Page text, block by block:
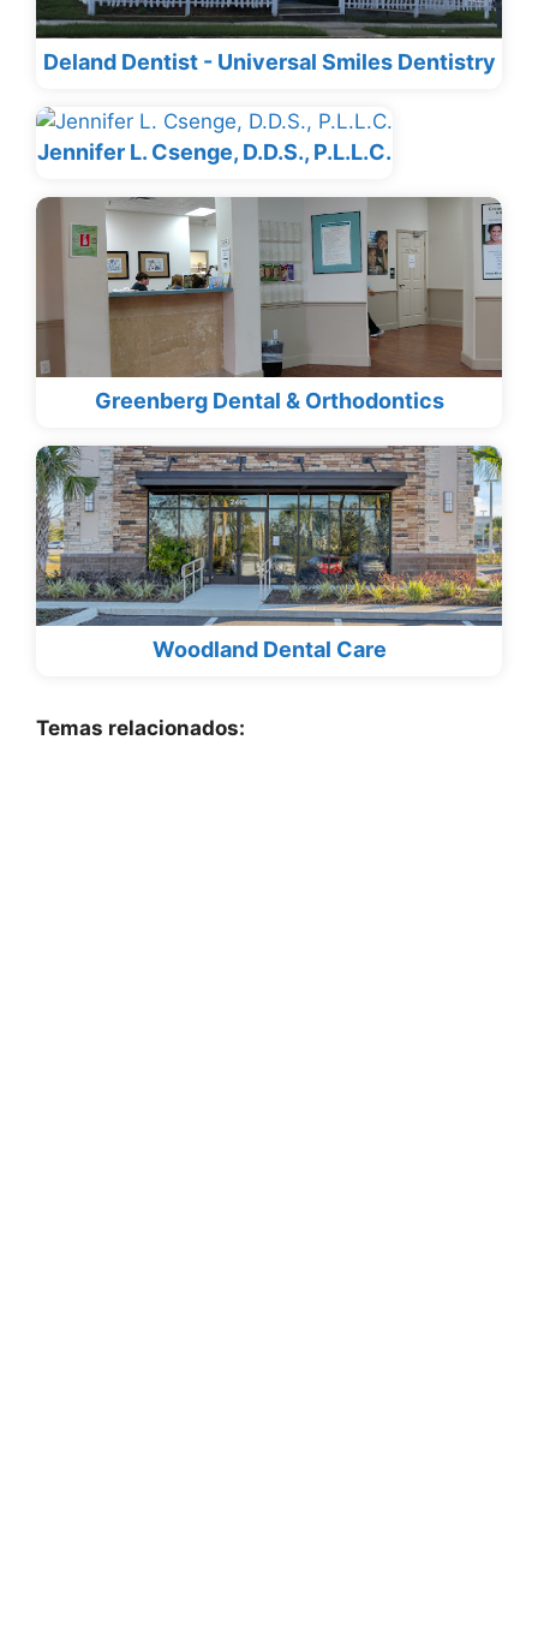
Deland Dentist - Universal Smiles Dentistry
Jennifer L. Csenge, D.D.S., P.L.L.C.
Greenberg Dental & Orthodontics
Woodland Dental Care
Temas relacionados: